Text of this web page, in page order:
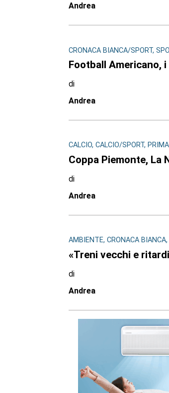
Andrea
CRONACA BIANCA/SPORT,
Football Americano,
di
Andrea
CALCIO, CALCIO/SPORT,
Coppa Piemonte, La
di
Andrea
AMBIENTE, CRONACA
«Treni vecchi e
di
Andrea